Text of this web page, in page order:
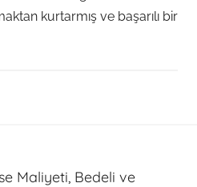
kurtarmış ve başarılı bir
Maliyeti, Bedeli ve